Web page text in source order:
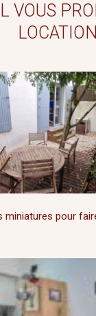
VOUS
LOCATION
miniatures pour